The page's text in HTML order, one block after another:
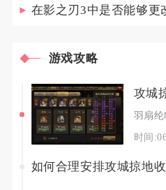
在影之刃3中是否能够更
游戏攻略
时间
如何合理安排攻城掠地